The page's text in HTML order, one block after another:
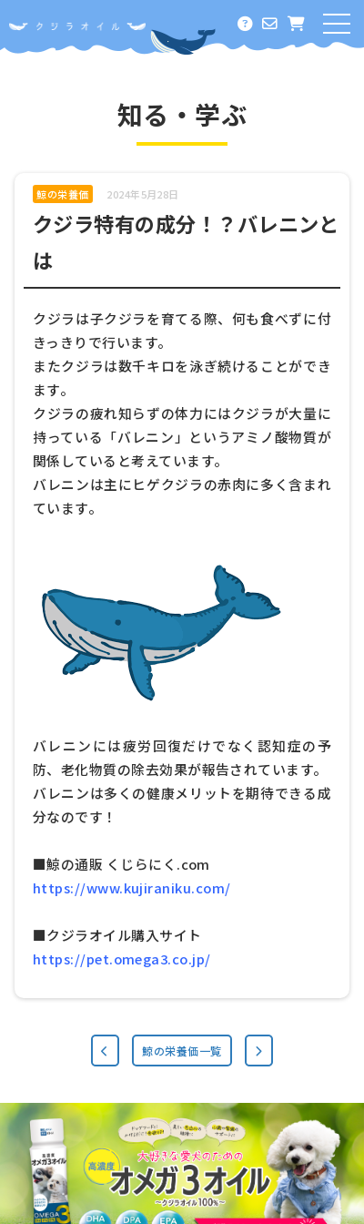
ホーム
クジラオイルに期待できること
酸化に負けない！その秘密
料金・定期コース
知る・学ぶ
オメガ３の効能
犬＆猫の食事について
鯨肉ペットフード
クジラオイルのメリット
その他
知る・学ぶ
鯨の栄養価 2024年5月28日
クジラ特有の成分！？バレニンと
は
クジラは子クジラを育てる際、何も食べずに付
きっきりで行います。
またクジラは数千キロを泳ぎ続けることができ
ます。
クジラの疲れ知らずの体力にはクジラが大量に
持っている「バレニン」というアミノ酸物質が
関係していると考えています。
バレニンは主にヒゲクジラの赤肉に多く含まれ
ています。
バレニンには疲労回復だけでなく認知症の予
防、老化物質の除去効果が報告されています。
バレニンは多くの健康メリットを期待できる成
分なのです！
■鯨の通販 くじらにく.com
https://www.kujiraniku.com/
■クジラオイル購入サイト
https://pet.omega3.co.jp/
鯨の栄養価一覧